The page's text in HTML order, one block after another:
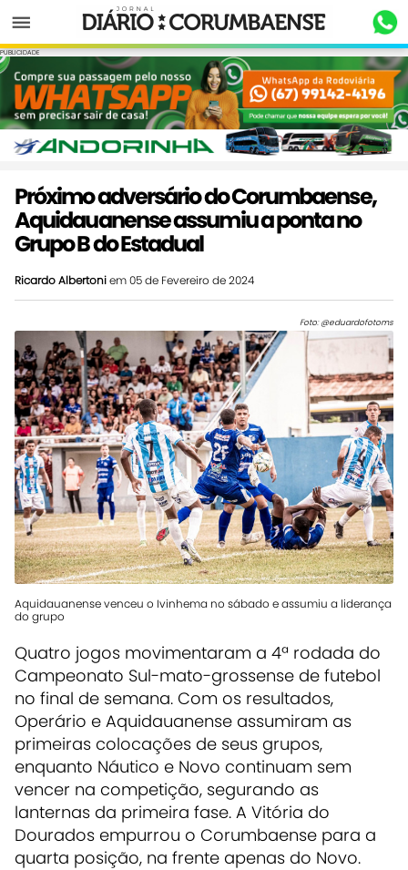
Menu
PUBLICIDADE
Próximo adversário do Corumbaense,
Aquidauanense assumiu a ponta no
Grupo B do Estadual
Ricardo Albertoniem 05 de Fevereiro de 2024
Foto: @eduardofotoms
Aquidauanense venceu o Ivinhema no sábado e assumiu a liderança
do grupo
Quatro jogos movimentaram a 4ª rodada do
Campeonato Sul-mato-grossense de futebol
no final de semana. Com os resultados,
Operário e Aquidauanense assumiram as
primeiras colocações de seus grupos,
enquanto Náutico e Novo continuam sem
vencer na competição, segurando as
lanternas da primeira fase. A Vitória do
Dourados empurrou o Corumbaense para a
quarta posição, na frente apenas do Novo.